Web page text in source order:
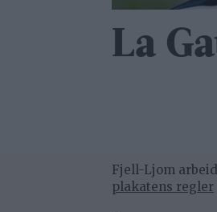
La
Fjell-Ljom
plakatens regler